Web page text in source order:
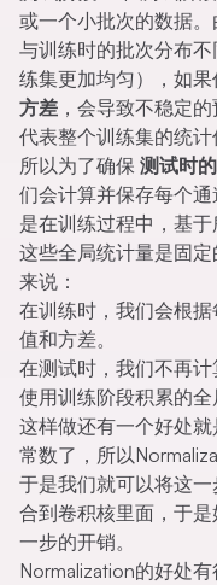
或一个小批次的数据
与训练时的批次分布
练集更加均匀），如
方差 ，会导致不稳定
代表整个训练集的统计
所以为了确保 测试时
们会计算并保存每个通
是在训练过程中，基于
这些全局统计量是固
来说：
在训练时，我们会根
值和方差。
在测试时，我们不再
使用训练阶段积累的全
这样做还有一个好处
常数了，所以
于是我们就可以将这
合到卷积核里面，于
一步的开销。
Normalization的好处